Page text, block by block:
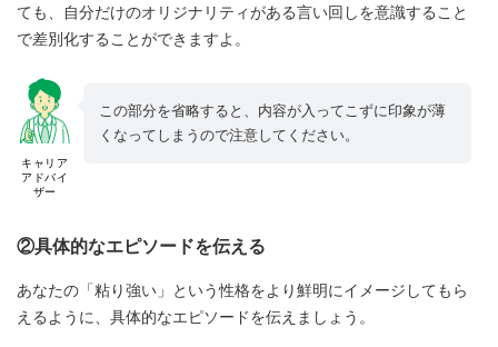
ても、自分だけのオリジナリティがある言い回しを意識すること
で差別化することができますよ。
キャリア
アドバイ
ザー
この部分を省略すると、内容が入ってこずに印象が薄
くなってしまうので注意してください。
②具体的なエピソードを伝える
あなたの「粘り強い」という性格をより鮮明にイメージしてもら
えるように、具体的なエピソードを伝えましょう。